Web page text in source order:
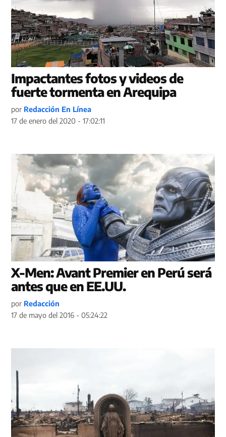
Impactantes fotos y videos de
fuerte tormenta en Arequipa
por Redacción En Línea
17 de enero del 2020 - 17:02:11
X-Men: Avant Premier en Perú será
antes que en EE.UU.
por Redacción
17 de mayo del 2016 - 05:24:22